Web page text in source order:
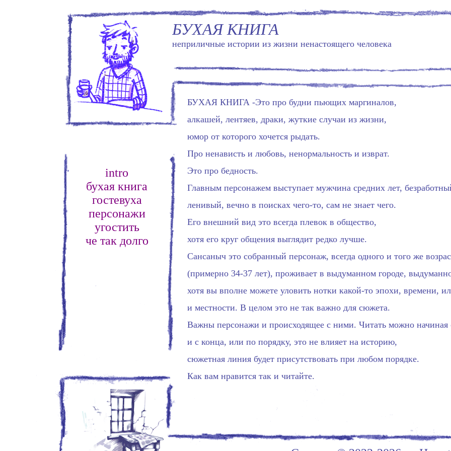
БУХАЯ КНИГА
неприличные истории из жизни ненастоящего человека
БУХАЯ КНИГА -Это про будни пьющих маргиналов,
алкашей, лентяев, драки, жуткие случаи из жизни,
юмор от которого хочется рыдать.
Про ненависть и любовь, ненормальность и изврат.
Это про бедность.
Главным персонажем выступает мужчина средних лет,
ленивый, вечно в поисках чего-то, сам не знает чего.
Его внешний вид это всегда плевок в общество,
хотя его круг общения выглядит редко лучше.
Сансаныч это собранный персонаж, всегда одного и того же
(примерно 34-37 лет), проживает в выдуманном городе,
хотя вы вполне можете уловить нотки какой-то эпохи, времени,
и местности. В целом это не так важно для сюжета.
Важны персонажи и происходящее с ними. Читать можно
и с конца, или по порядку, это не влияет на историю,
сюжетная линия будет присутствовать при любом порядке.
Как вам нравится так и читайте.
intro
бухая книга
гостевуха
персонажи
угостить
че так долго